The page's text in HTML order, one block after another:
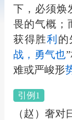
下，必须焕
畏的气概；
获得胜利 的
战， 勇气也
难或严峻形
引例1
（赵）奢